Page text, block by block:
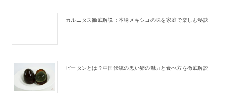
カルニタス徹底解説：本場メキシコの味を家庭で楽しむ秘訣
ピータンとは？中国伝統の黒い卵の魅力と食べ方を徹底解説